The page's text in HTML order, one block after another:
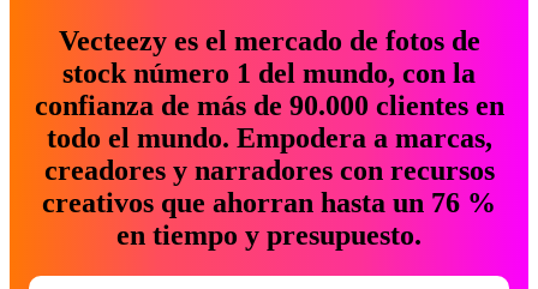
Vecteezy es el mercado de fotos de
stock número 1 del mundo, con la
confianza de más de 90.000 clientes en
todo el mundo. Empodera a marcas,
creadores y narradores con recursos
creativos que ahorran hasta un 76 %
en tiempo y presupuesto.